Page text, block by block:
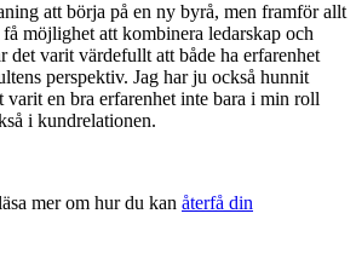
att börja på en ny byrå, men framför allt
möjlighet att kombinera ledarskap och
det varit värdefullt att både ha erfarenhet
perspektiv. Jag har ju också hunnit
en bra erfarenhet inte bara i min roll
i kundrelationen.
mer om hur du kan återfå din